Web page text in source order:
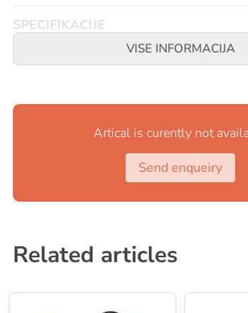
SPECIFIKACIJE
VISE INFORMACIJA
Artical is curently not
Send enqueiry
Related articles